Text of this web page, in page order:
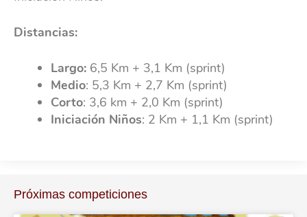
Distancias:
Largo: 6,5 Km + 3,1 Km (sprint)
Medio: 5,3 Km + 2,7 Km (sprint)
Corto: 3,6 km + 2,0 Km (sprint)
Iniciación Niños: 2 Km + 1,1 Km (sprint)
Próximas competiciones